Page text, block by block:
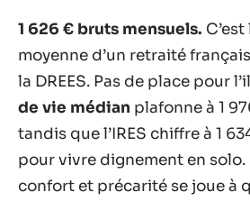
1 626 € bruts mensuels.
moyenne d’un retraité
la DREES. Pas de place pour
de vie médian plafonne à 1
tandis que l’IRES chiffre à 1
pour vivre dignement en
confort et précarité se joue à